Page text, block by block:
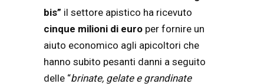
bis” il settore apistico ha ricevuto
cinque milioni di euro per fornire un
aiuto economico agli apicoltori che
hanno subito pesanti danni a seguito
delle “brinate, gelate e grandinate